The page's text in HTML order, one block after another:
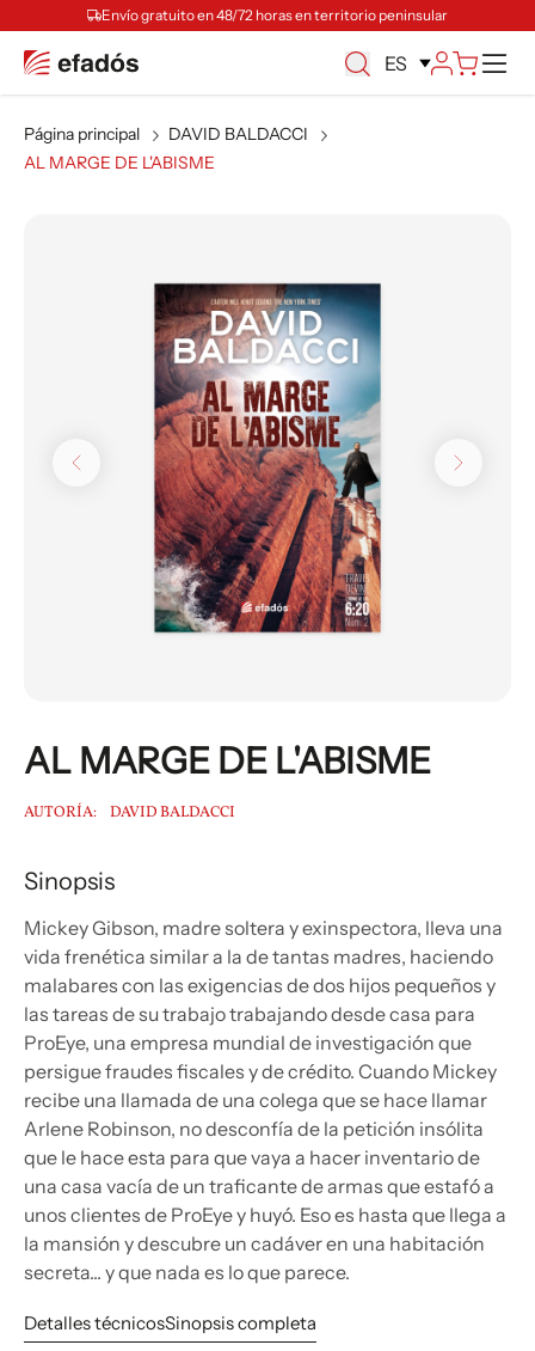
Envío gratuito en 48/72 horas en territorio peninsular
ES
Página principal
DAVID BALDACCI
AL MARGE DE L'ABISME
AL MARGE DE L'ABISME
AUTORÍA: DAVID BALDACCI
Sinopsis
Mickey Gibson, madre soltera y exinspectora, lleva una
vida frenética similar a la de tantas madres, haciendo
malabares con las exigencias de dos hijos pequeños y
las tareas de su trabajo trabajando desde casa para
ProEye, una empresa mundial de investigación que
persigue fraudes fiscales y de crédito. Cuando Mickey
recibe una llamada de una colega que se hace llamar
Arlene Robinson, no desconfía de la petición insólita
que le hace esta para que vaya a hacer inventario de
una casa vacía de un traficante de armas que estafó a
unos clientes de ProEye y huyó. Eso es hasta que llega a
la mansión y descubre un cadáver en una habitación
secreta... y que nada es lo que parece.
Detalles técnicosSinopsis completa